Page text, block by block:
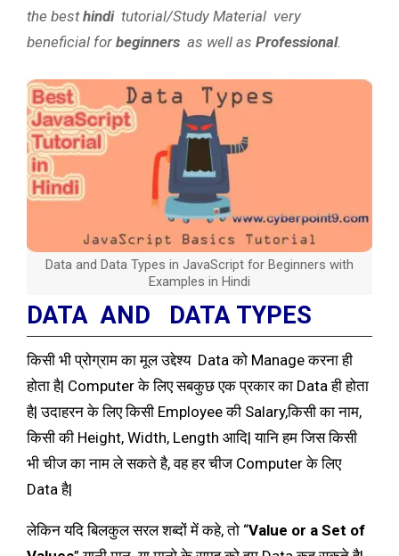
the besthinditutorial/Study Material very
beneficial for beginners as well as Professional.
Data and Data Types in JavaScript for Beginners with
Examples in Hindi
DATA AND DATA TYPES
किसी भी प्रोग्राम का मूल उद्देश्य Data को Manage करना ही
होता है| Computer के लिए सबकुछ एक प्रकार का Data ही होता
है| उदाहरन के लिए किसी Employee की Salary,किसी का नाम,
किसी की Height, Width, Length आदि| यानि हम जिस किसी
भी चीज का नाम ले सकते है, वह हर चीज Computer के लिए
Data है|
लेकिन यदि बिलकुल सरल शब्दों में कहे, तो “Value or a Set of